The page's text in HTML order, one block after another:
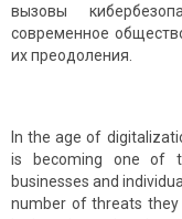
вызовы
современное
их преодоления.
In the age of
is becoming one of
businesses and
number of threats they